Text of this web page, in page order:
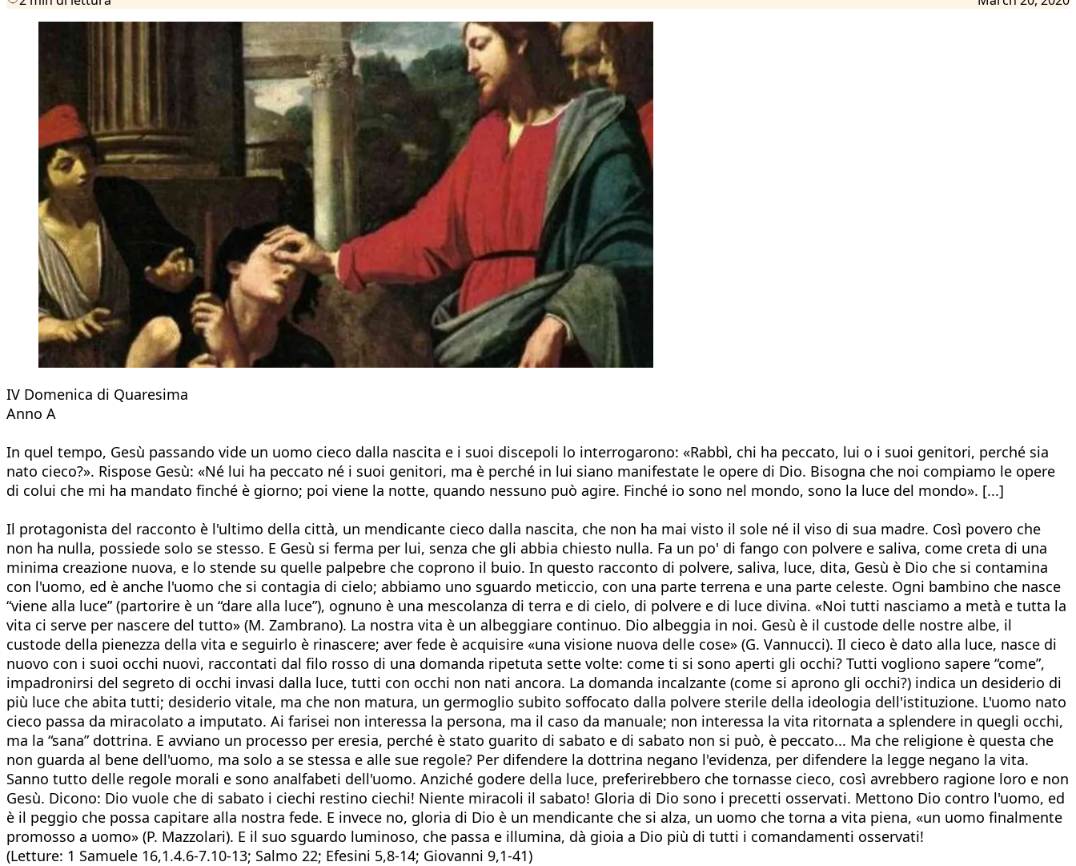
IV Domenica di Quaresima
Anno A
In quel tempo, Gesù passando vide un uomo cieco dalla nascita e i suoi discepoli lo interrogarono: «Rabbì, chi ha peccato, lui o i suoi genitori, perché sia
nato cieco?». Rispose Gesù: «Né lui ha peccato né i suoi genitori, ma è perché in lui siano manifestate le opere di Dio. Bisogna che noi compiamo le opere
di colui che mi ha mandato finché è giorno; poi viene la notte, quando nessuno può agire. Finché io sono nel mondo, sono la luce del mondo». [...]
Il protagonista del racconto è l'ultimo della città, un mendicante cieco dalla nascita, che non ha mai visto il sole né il viso di sua madre. Così povero che
non ha nulla, possiede solo se stesso. E Gesù si ferma per lui, senza che gli abbia chiesto nulla. Fa un po' di fango con polvere e saliva, come creta di una
minima creazione nuova, e lo stende su quelle palpebre che coprono il buio. In questo racconto di polvere, saliva, luce, dita, Gesù è Dio che si contamina
con l'uomo, ed è anche l'uomo che si contagia di cielo; abbiamo uno sguardo meticcio, con una parte terrena e una parte celeste. Ogni bambino che nasce
“viene alla luce” (partorire è un “dare alla luce”), ognuno è una mescolanza di terra e di cielo, di polvere e di luce divina. «Noi tutti nasciamo a metà e tutta la
vita ci serve per nascere del tutto» (M. Zambrano). La nostra vita è un albeggiare continuo. Dio albeggia in noi. Gesù è il custode delle nostre albe, il
custode della pienezza della vita e seguirlo è rinascere; aver fede è acquisire «una visione nuova delle cose» (G. Vannucci). Il cieco è dato alla luce, nasce di
nuovo con i suoi occhi nuovi, raccontati dal filo rosso di una domanda ripetuta sette volte: come ti si sono aperti gli occhi? Tutti vogliono sapere “come”,
impadronirsi del segreto di occhi invasi dalla luce, tutti con occhi non nati ancora. La domanda incalzante (come si aprono gli occhi?) indica un desiderio di
più luce che abita tutti; desiderio vitale, ma che non matura, un germoglio subito soffocato dalla polvere sterile della ideologia dell'istituzione. L'uomo nato
cieco passa da miracolato a imputato. Ai farisei non interessa la persona, ma il caso da manuale; non interessa la vita ritornata a splendere in quegli occhi,
ma la “sana” dottrina. E avviano un processo per eresia, perché è stato guarito di sabato e di sabato non si può, è peccato... Ma che religione è questa che
non guarda al bene dell'uomo, ma solo a se stessa e alle sue regole? Per difendere la dottrina negano l'evidenza, per difendere la legge negano la vita.
Sanno tutto delle regole morali e sono analfabeti dell'uomo. Anziché godere della luce, preferirebbero che tornasse cieco, così avrebbero ragione loro e non
Gesù. Dicono: Dio vuole che di sabato i ciechi restino ciechi! Niente miracoli il sabato! Gloria di Dio sono i precetti osservati. Mettono Dio contro l'uomo, ed
è il peggio che possa capitare alla nostra fede. E invece no, gloria di Dio è un mendicante che si alza, un uomo che torna a vita piena, «un uomo finalmente
promosso a uomo» (P. Mazzolari). E il suo sguardo luminoso, che passa e illumina, dà gioia a Dio più di tutti i comandamenti osservati!
(Letture: 1 Samuele 16,1.4.6-7.10-13; Salmo 22; Efesini 5,8-14; Giovanni 9,1-41)